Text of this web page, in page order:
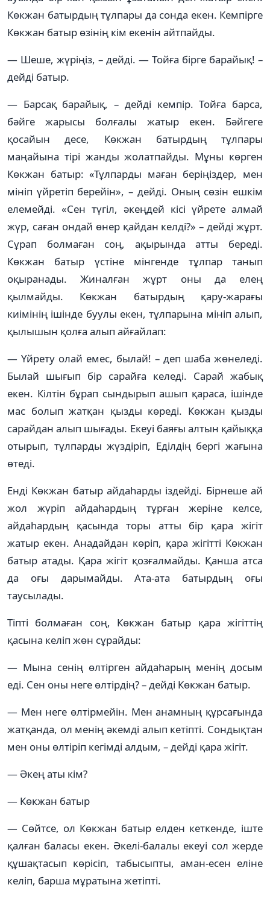
Көкжан батырдың тұлпары да сонда екен. Кемпірге
Көкжан батыр өзінің кім екенін айтпайды.
— Шеше, жүріңіз, – дейді. — Тойға бірге барайық! –
дейді батыр.
— Барсақ барайық, – дейді кемпір. Тойға барса,
бәйге жарысы болғалы жатыр екен. Бәйгеге
қосайын десе, Көкжан батырдың тұлпары
маңайына тірі жанды жолатпайды. Мұны көрген
Көкжан батыр: «Тұлпарды маған беріңіздер, мен
мініп үйретіп берейін», – дейді. Оның сөзін ешкім
елемейді. «Сен түгіл, әкеңдей кісі үйрете алмай
жүр, саған ондай өнер қайдан келді?» – дейді жұрт.
Сұрап болмаған соң, ақырында атты береді.
Көкжан батыр үстіне мінгенде тұлпар танып
оқыранады. Жиналған жұрт оны да елең
қылмайды. Көкжан батырдың қару-жарағы
киімінің ішінде буулы екен, тұлпарына мініп алып,
қылышын қолға алып айғайлап:
— Үйрету олай емес, былай! – деп шаба жөнеледі.
Былай шығып бір сарайға келеді. Сарай жабық
екен. Кілтін бұрап сындырып ашып қараса, ішінде
мас болып жатқан қызды көреді. Көкжан қызды
сарайдан алып шығады. Екеуі баяғы алтын қайыққа
отырып, тұлпарды жүздіріп, Еділдің бергі жағына
өтеді.
Енді Көкжан батыр айдаһарды іздейді. Бірнеше ай
жол жүріп айдаһардың тұрған жеріне келсе,
айдаһардың қасында торы атты бір қара жігіт
жатыр екен. Анадайдан көріп, қара жігітті Көкжан
батыр атады. Қара жігіт қозғалмайды. Қанша атса
да оғы дарымайды. Ата-ата батырдың оғы
таусылады.
Тіпті болмаған соң, Көкжан батыр қара жігіттің
қасына келіп жөн сұрайды:
— Мына сенің өлтірген айдаһарың менің досым
еді. Сен оны неге өлтірдің? – дейді Көкжан батыр.
— Мен неге өлтірмейін. Мен анамның құрсағында
жатқанда, ол менің әкемді алып кетіпті. Сондықтан
мен оны өлтіріп кегімді алдым, – дейді қара жігіт.
— Әкең аты кім?
— Көкжан батыр
— Сөйтсе, ол Көкжан батыр елден кеткенде, іште
қалған баласы екен. Әкелі-балалы екеуі сол жерде
құшақтасып көрісіп, табысыпты, аман-есен еліне
келіп, барша мұратына жетіпті.